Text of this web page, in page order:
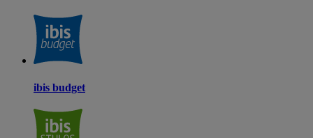
ibis budget